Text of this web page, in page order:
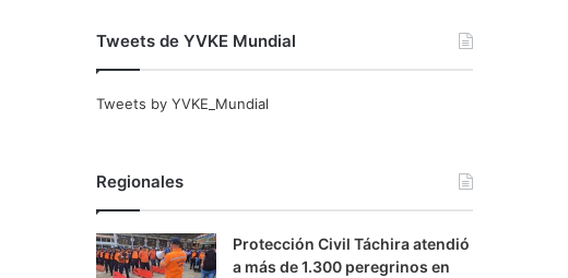
Tweets de YVKE Mundial
Tweets by YVKE_Mundial
Regionales
Protección Civil Táchira atendió
a más de 1.300 peregrinos en